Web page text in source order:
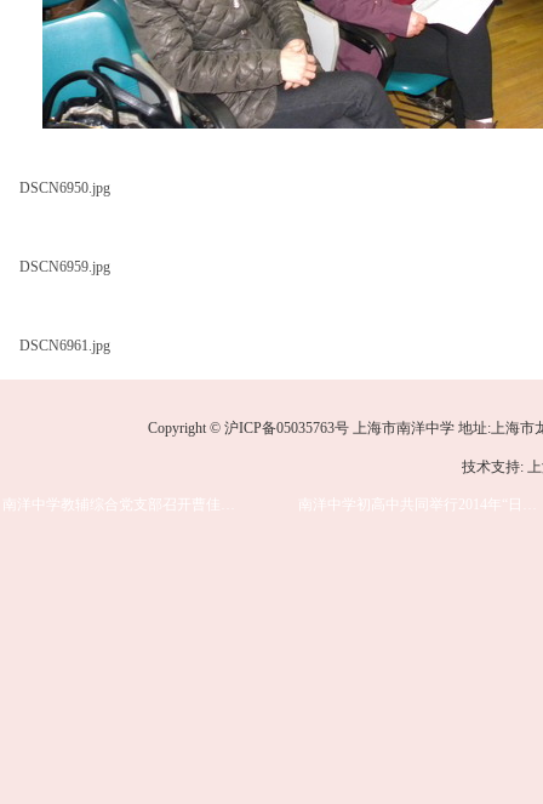
DSCN6950.jpg
DSCN6959.jpg
DSCN6961.jpg
Copyright © 沪ICP备05035763号 上海市南洋中学 地址:上海市
技术支持: